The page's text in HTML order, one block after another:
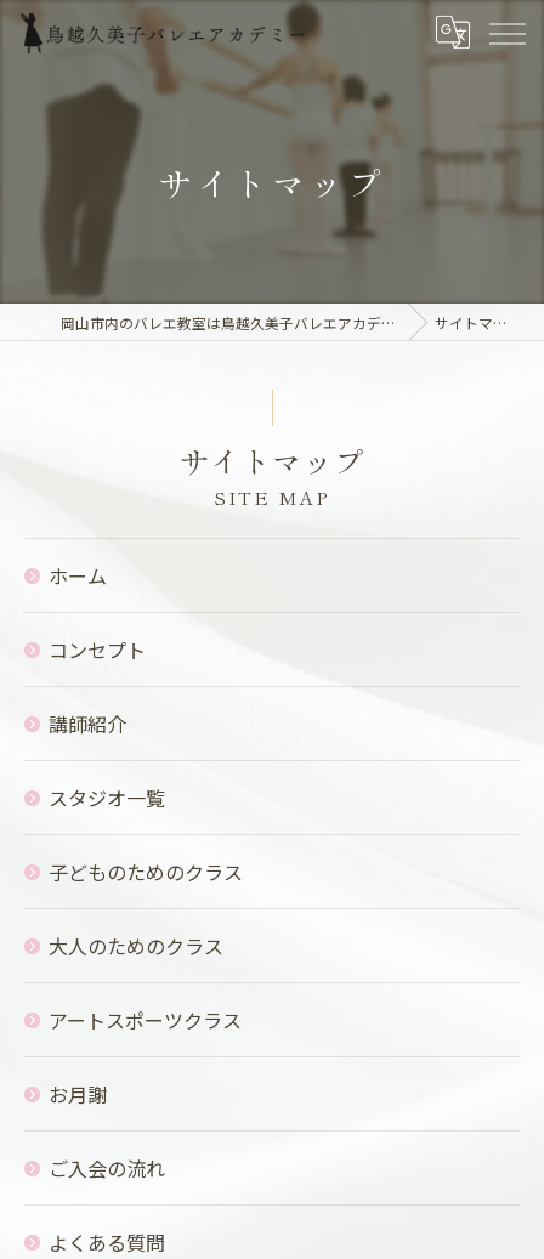
サイトマップ
岡山市内のバレエ教室は鳥越久美子バレエアカデミー サイトマップ
SITE MAP
サイトマップ
ホーム
コンセプト
講師紹介
スタジオ一覧
子どものためのクラス
大人のためのクラス
アートスポーツクラス
お月謝
ご入会の流れ
よくある質問